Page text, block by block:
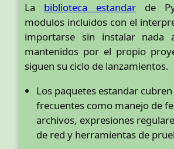
La biblioteca estandar de
modulos incluidos con el
importarse sin instalar nada
mantenidos por el propio
siguen su ciclo de lanzamientos.
Los paquetes estandar
frecuentes como manejo de
archivos, expresiones
de red y herramientas de